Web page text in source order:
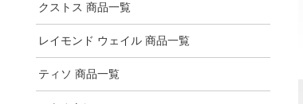
クストス 商品一覧
レイモンド ウェイル 商品一覧
ティソ 商品一覧